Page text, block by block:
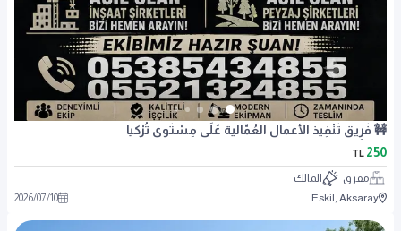
🚧 فَرِيق تَنْفِيذ الأعمال العُمّالية عَلَى مِسْتَوى تُرْكيا
250
TL
مفرق
المالك
Eskil, Aksaray
2026/07/10